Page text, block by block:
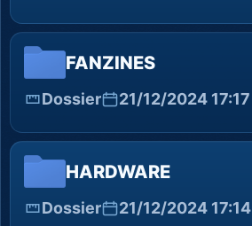
FANZINES
Dossier 21/12/2024 17:17
HARDWARE
Dossier 21/12/2024 17:14